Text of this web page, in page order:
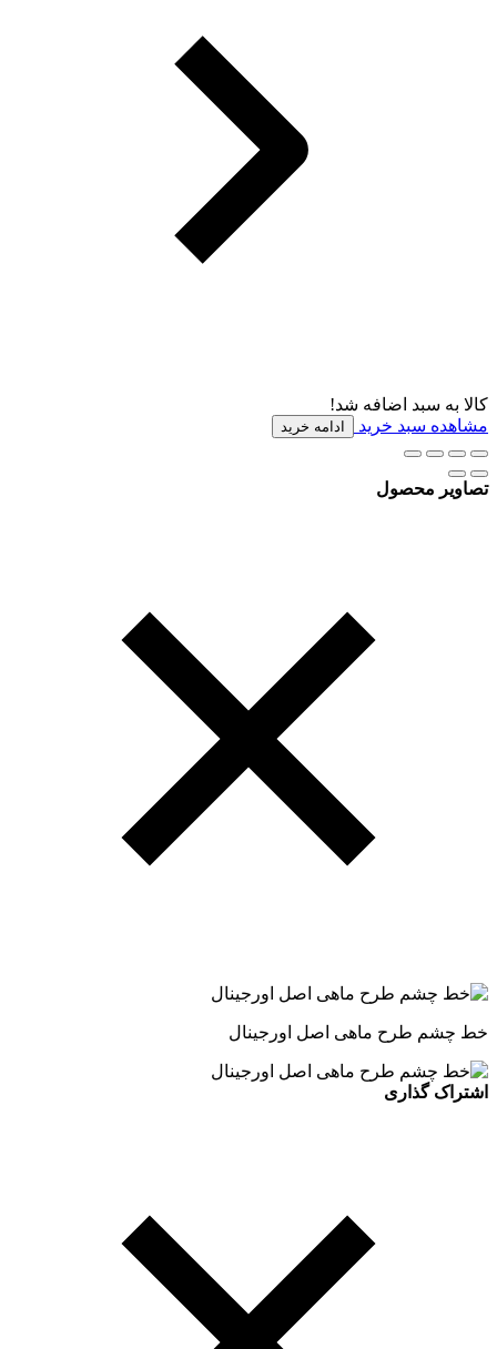
کالا به سبد اضافه شد!
مشاهده سبد خرید
ادامه خرید
تصاویر محصول
خط چشم طرح ماهی اصل اورجینال
اشتراک گذاری